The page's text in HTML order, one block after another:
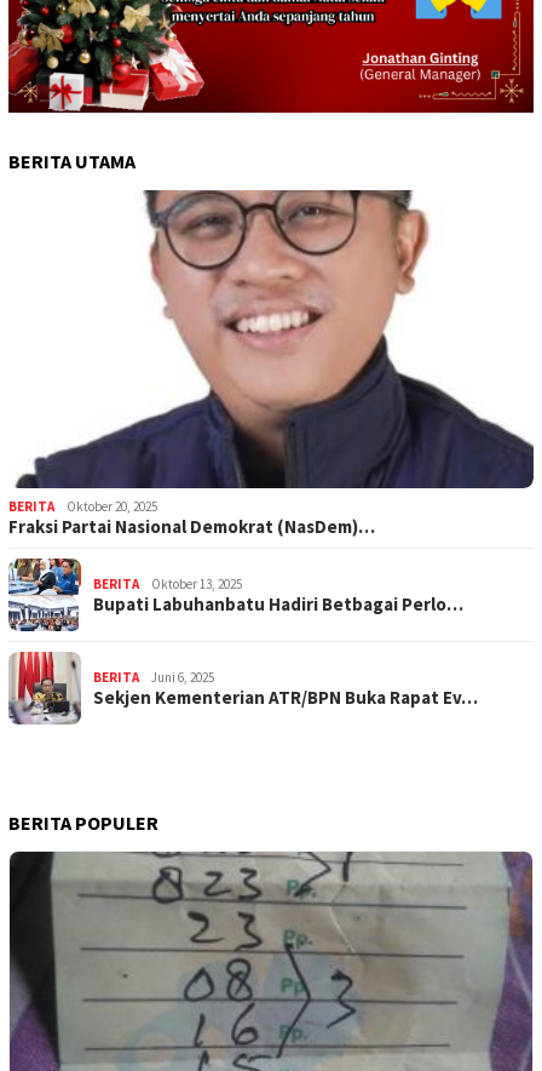
BERITA UTAMA
BERITA Oktober 20, 2025
Fraksi Partai Nasional Demokrat (NasDem)…
BERITA Oktober 13, 2025
Bupati Labuhanbatu Hadiri Betbagai Perlo…
BERITA Juni 6, 2025
Sekjen Kementerian ATR/BPN Buka Rapat Ev…
BERITA POPULER